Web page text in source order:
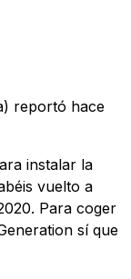
reportó hace
instalar la
vuelto a
Para coger
sí que